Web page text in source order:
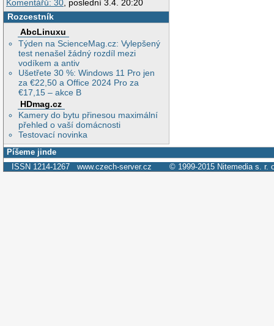
Komentářů: 30, poslední 3.4. 20:20
Rozcestník
AbcLinuxu
Týden na ScienceMag.cz: Vylepšený
test nenašel žádný rozdíl mezi
vodíkem a antiv
Ušetřete 30 %: Windows 11 Pro jen
za €22,50 a Office 2024 Pro za
€17,15 – akce B
HDmag.cz
Kamery do bytu přinesou maximální
přehled o vaší domácnosti
Testovací novinka
Píšeme jinde
ISSN 1214-1267 www.czech-server.cz © 1999-2015 Nitemedia s. r.